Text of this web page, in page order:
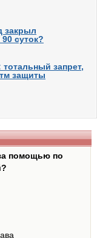
закрыл
суток?
запрет,
защиты
помощью по